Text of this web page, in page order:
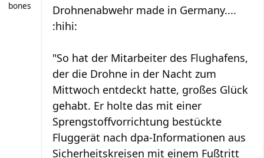
bones
Drohnenabwehr made in Germany....
:hihi:
"So hat der Mitarbeiter des Flughafens,
der die Drohne in der Nacht zum
Mittwoch entdeckt hatte, großes Glück
gehabt. Er holte das mit einer
Sprengstoffvorrichtung bestückte
Fluggerät nach dpa-Informationen aus
Sicherheitskreisen mit einem Fußtritt